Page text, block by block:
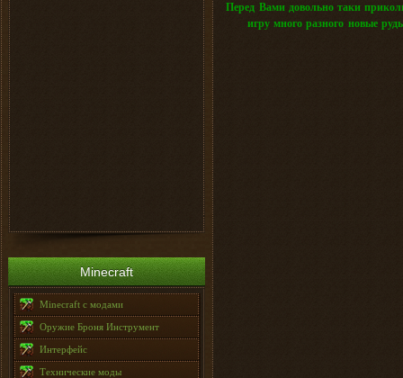
Minecraft
Minecraft с модами
Оружие Броня Инструмент
Интерфейс
Технические моды
Перед Вами довольно таки
игру много разного новые